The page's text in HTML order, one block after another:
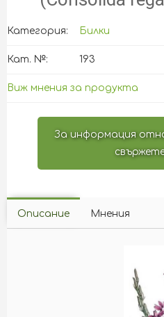
Категория: Билки
Кат. №: 193
Виж мнения за продукта
За информация
Описание Мнения